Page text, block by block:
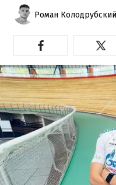
Роман Колодрубский